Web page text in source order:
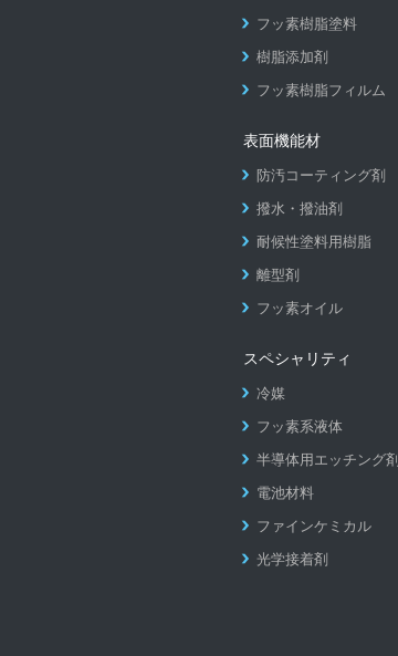
フッ素樹脂塗料
樹脂添加剤
フッ素樹脂フィルム
表面機能材
防汚コーティング剤
撥水・撥油剤
耐候性塗料用樹脂
離型剤
フッ素オイル
スペシャリティ
冷媒
フッ素系液体
半導体用エッチング剤
電池材料
ファインケミカル
光学接着剤